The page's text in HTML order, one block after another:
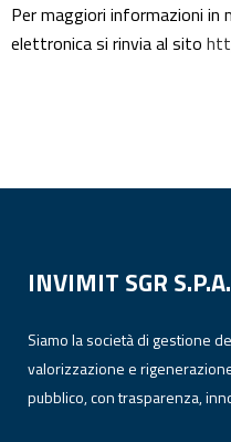
Per maggiori informazioni
elettronica si rinvia al sito
INVIMIT SGR S.P.A.
Siamo la società di gestione
valorizzazione e
pubblico, con trasparenza,